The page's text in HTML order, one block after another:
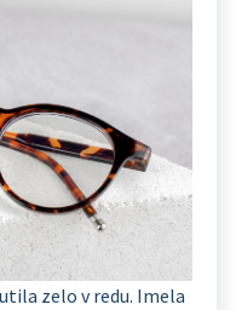
zelo v redu. Imela